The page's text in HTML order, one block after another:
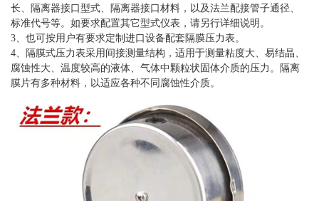
长、隔离器接口型式、隔离器接口材料，以及法兰配接管子通径、
标准代号等。如要求配置其它型式仪表，请另行详细说明。
3、也可按用户有要求定制进口设备配套隔膜压力表。
4、隔膜式压力表采用间接测量结构，适用于测量粘度大、易结晶、
腐蚀性大、温度较高的液体、气体中颗粒状固体介质的压力。隔离
膜片有多种材料，以适应各种不同腐蚀性介质。